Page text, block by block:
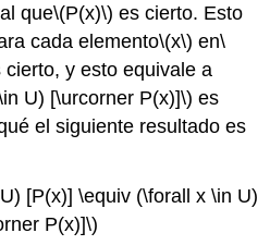
que\(P(x)\) es cierto. Esto
cada elemento\(x\) en\
cierto, y esto equivale a
U) [\urcorner P(x)]\) es
el siguiente resultado es
[P(x)] \equiv (\forall x \in U)
P(x)]\)